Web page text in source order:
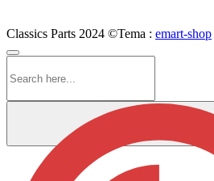
Classics Parts 2024 ©Tema : emart-shop